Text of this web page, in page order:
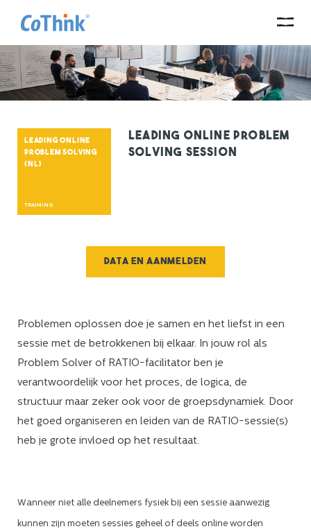
LEADING ONLINE
PROBLEM SOLVING
(NL)
TRAINING
Leading Online Problem
Solving Session
Data en aanmelden
Problemen oplossen doe je samen en het liefst in een
sessie met de betrokkenen bij elkaar. In jouw rol als
Problem Solver of RATIO-facilitator ben je
verantwoordelijk voor het proces, de logica, de
structuur maar zeker ook voor de groepsdynamiek. Door
het goed organiseren en leiden van de RATIO-sessie(s)
heb je grote invloed op het resultaat.
Wanneer niet alle deelnemers fysiek bij een sessie aanwezig
kunnen zijn moeten sessies geheel of deels online worden